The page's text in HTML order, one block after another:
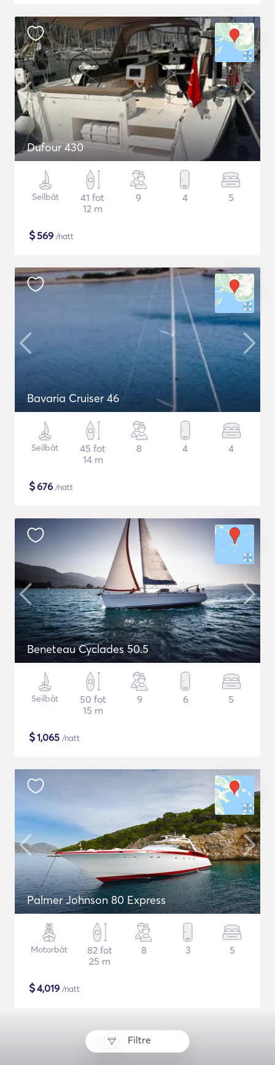
Filtre
Dufour 430
Seilbåt
41 fot
12 m
9 4 5
$569 /natt
Bavaria Cruiser 46
Seilbåt
45 fot
14 m
8 4 4
$676 /natt
Beneteau Cyclades 50.5
Seilbåt
50 fot
15 m
9 6 5
$1,065 /natt
Palmer Johnson 80 Express
Motorbåt
82 fot
25 m
8 3 5
$4,019 /natt